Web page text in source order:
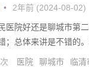
• 2年前 (2024-08-02)
医院好还是聊城市第
；总体来讲是不错的
医院 聊城市 临清